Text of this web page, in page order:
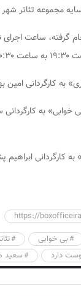
مجموعه تئاتر
گرفته، ساعت
کرد.
بهروزی در تالار قشقایی
https://
بی خوابی
دارد
سعید